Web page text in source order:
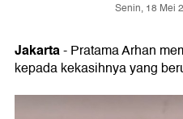
Senin, 18 Mei
Jakarta- Pratama Arhan
kepada kekasihnya yang